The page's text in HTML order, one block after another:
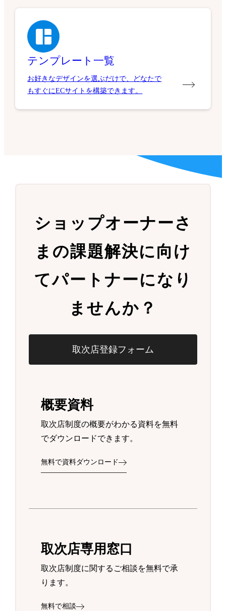
テンプレート一覧
お好きなデザインを選ぶだけで、どなたで
もすぐにECサイトを構築できます。
ショップオーナーさ
まの課題解決に向け
てパートナーになり
ませんか？
取次店登録フォーム
概要資料
取次店制度の概要がわかる資料を無料
でダウンロードできます。
無料で資料ダウンロード
取次店専用窓口
取次店制度に関するご相談を無料で承
ります。
無料で相談